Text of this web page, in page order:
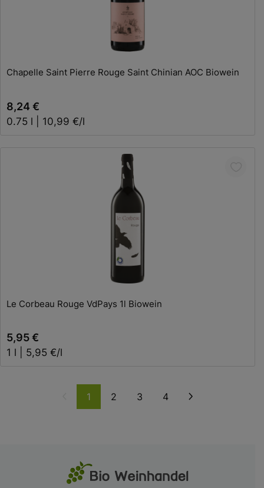
In den Warenkorb
Chapelle Saint Pierre Rouge Saint Chinian AOC Biowein
8,24 €
0.75 l | 10,99 €/l
Le Corbeau Rouge VdPays 1l Biowein
5,95 €
1 l | 5,95 €/l
1 2 3 4